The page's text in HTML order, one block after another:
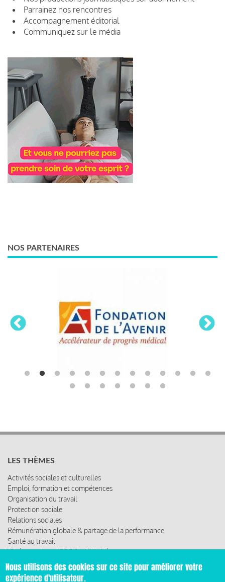
Parrainez nos rencontres
Accompagnement éditorial
Communiquez sur le média
NOS PARTENAIRES
LES THÈMES
Activités sociales et culturelles
Emploi, formation et compétences
Organisation du travail
Protection sociale
Relations sociales
Rémunération globale & partage de la performance
Santé au travail
Vie économique, RSE & solidarité
ACCÈS RAPIDE
Nous utilisons des cookies sur ce site pour améliorer votre
expérience d'utilisateur.